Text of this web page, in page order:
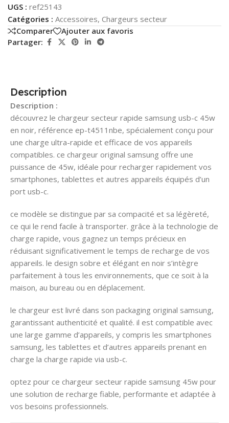
UGS : ref25143
Catégories : Accessoires, Chargeurs secteur
Comparer
Ajouter aux favoris
Partager:
Description
Description :
découvrez le chargeur secteur rapide samsung usb-c 45w
en noir, référence ep-t4511nbe, spécialement conçu pour
une charge ultra-rapide et efficace de vos appareils
compatibles. ce chargeur original samsung offre une
puissance de 45w, idéale pour recharger rapidement vos
smartphones, tablettes et autres appareils équipés d’un
port usb-c.
ce modèle se distingue par sa compacité et sa légèreté,
ce qui le rend facile à transporter. grâce à la technologie de
charge rapide, vous gagnez un temps précieux en
réduisant significativement le temps de recharge de vos
appareils. le design sobre et élégant en noir s’intègre
parfaitement à tous les environnements, que ce soit à la
maison, au bureau ou en déplacement.
le chargeur est livré dans son packaging original samsung,
garantissant authenticité et qualité. il est compatible avec
une large gamme d’appareils, y compris les smartphones
samsung, les tablettes et d’autres appareils prenant en
charge la charge rapide via usb-c.
optez pour ce chargeur secteur rapide samsung 45w pour
une solution de recharge fiable, performante et adaptée à
vos besoins professionnels.